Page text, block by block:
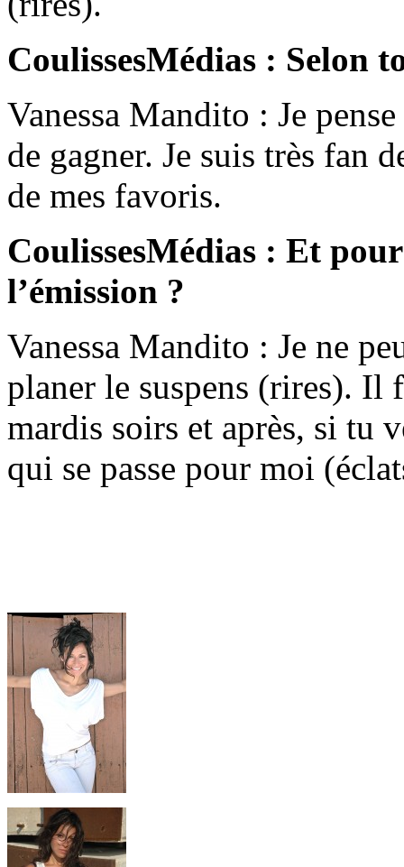
CoulissesMédias : Selon
Vanessa Mandito : Je
de gagner. Je suis très fan
de mes favoris.
CoulissesMédias : Et
l’émission ?
Vanessa Mandito : Je ne
planer le suspens (rires). Il
mardis soirs et après, si tu
qui se passe pour moi